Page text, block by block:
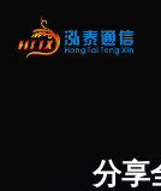
分享